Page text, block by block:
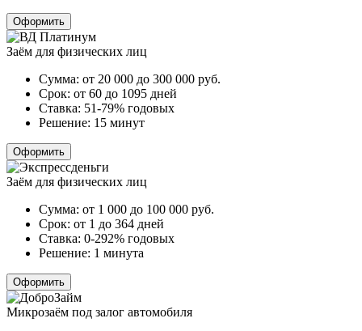
Оформить
Заём для физических лиц
Сумма: от 20 000 до 300 000 руб.
Срок: от 60 до 1095 дней
Ставка: 51-79% годовых
Решение: 15 минут
Оформить
Заём для физических лиц
Сумма: от 1 000 до 100 000 руб.
Срок: от 1 до 364 дней
Ставка: 0-292% годовых
Решение: 1 минута
Оформить
Микрозаём под залог автомобиля